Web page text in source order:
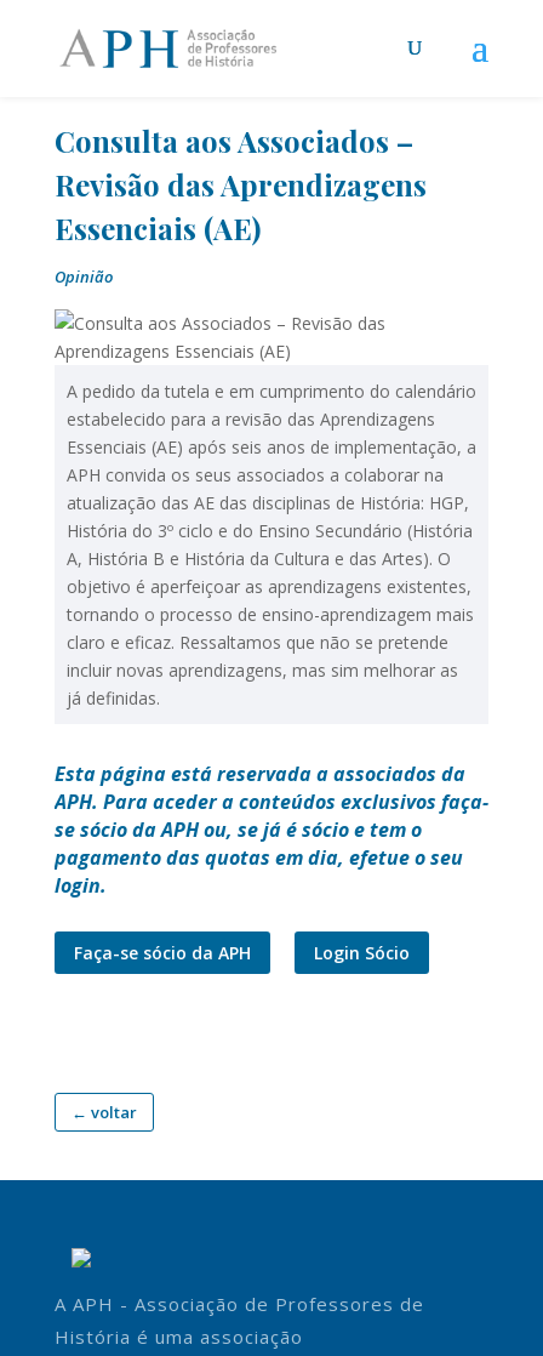
Consulta aos Associados –
Revisão das Aprendizagens
Essenciais (AE)
Opinião
A pedido da tutela e em cumprimento do calendário
estabelecido para a revisão das Aprendizagens
Essenciais (AE) após seis anos de implementação, a
APH convida os seus associados a colaborar na
atualização das AE das disciplinas de História: HGP,
História do 3º ciclo e do Ensino Secundário (História
A, História B e História da Cultura e das Artes). O
objetivo é aperfeiçoar as aprendizagens existentes,
tornando o processo de ensino-aprendizagem mais
claro e eficaz. Ressaltamos que não se pretende
incluir novas aprendizagens, mas sim melhorar as
já definidas.
Esta página está reservada a associados da
APH. Para aceder a conteúdos exclusivos faça-
se sócio da APH ou, se já é sócio e tem o
pagamento das quotas em dia, efetue o seu
login.
Faça-se sócio da APH Login Sócio
← voltar
A APH - Associação de Professores de
História é uma associação